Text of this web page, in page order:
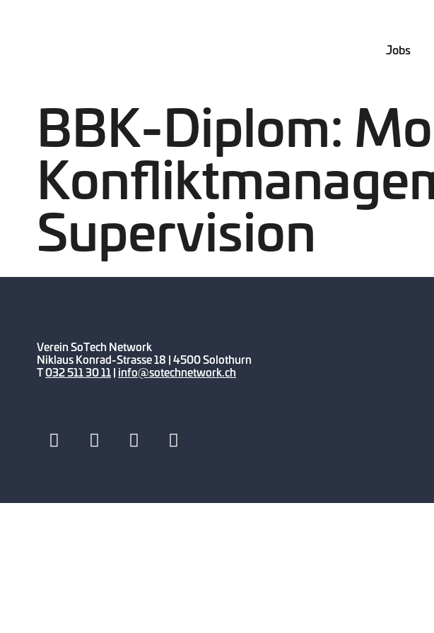
Jobs
BBK-Diplom:
Supervision
Verein SoTech Network
Niklaus Konrad-Strasse 18 | 4500 Solothurn
T032 511 30 11| info@sotechnetwork.ch